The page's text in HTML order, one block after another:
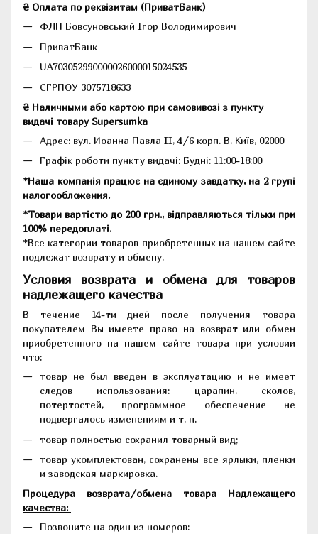
₴ Оплата по реквізитам (ПриватБанк)
ФЛП Бовсуновський Ігор Володимирович
ПриватБанк
UA703052990000026000015024535
ЄГРПОУ 3075718633
₴ Наличными або картою при самовивозі з пункту
видачі товару Supersumka
Адрес: вул. Иоанна Павла II, 4/6 корп. В, Київ, 02000
Графік роботи пункту видачі: Будні: 11:00-18:00
*Наша компанія працює на єдиному завдатку, на 2 групі
налогообложения.
*Товари вартістю до 200 грн., відправляються тільки при
100% передоплаті.
*Все категории товаров приобретенных на нашем сайте
подлежат возврату и обмену.
Условия возврата и обмена для товаров
надлежащего качества
В течение 14-ти дней после получения товара
покупателем Вы имеете право на возврат или обмен
приобретенного на нашем сайте товара при условии
что:
товар не был введен в эксплуатацию и не имеет
следов использования: царапин, сколов,
потертостей, программное обеспечение не
подвергалось изменениям и т. п.
товар полностью сохранил товарный вид;
товар укомплектован, сохранены все ярлыки, пленки
и заводская маркировка.
Процедура возврата/обмена товара Надлежащего
качества:
Позвоните на один из номеров: